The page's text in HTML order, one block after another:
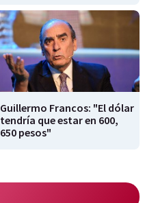
Guillermo Francos: "El dólar
tendría que estar en 600,
650 pesos"